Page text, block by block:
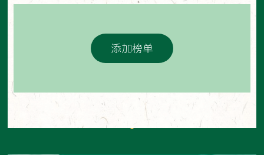
添加榜单